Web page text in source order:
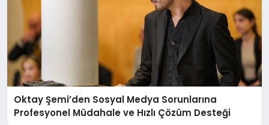
Oktay Şemi’den Sosyal Medya Sorunlarına
Profesyonel Müdahale ve Hızlı Çözüm Desteği